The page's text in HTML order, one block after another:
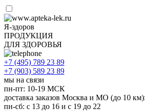
Я-здоров
ПРОДУКЦИЯ
ДЛЯ ЗДОРОВЬЯ
+7 (495) 789 23 89
+7 (903) 589 23 89
мы на связи
пн-пт: 10-19 МСК
доставка заказов Москва и МО (до 10 км):
пн-сб: с 13 до 16 и с 19 до 22